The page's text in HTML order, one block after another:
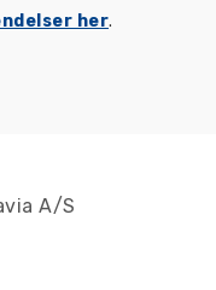
her.
A/S